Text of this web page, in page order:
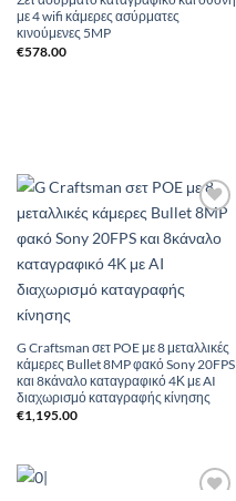
με 4 wifi κάμερες ασύρματες
κινούμενες 5MP
€578.00
Wishlist
G Craftsman σετ POE με 8 μεταλλικές
κάμερες Bullet 8MP φακό Sony 20FPS
και 8κάναλο καταγραφικό 4Κ με AI
διαχωρισμό καταγραφής κίνησης
€1,195.00